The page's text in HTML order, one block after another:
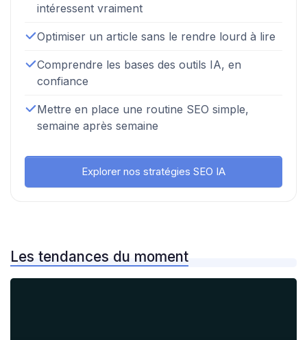
intéressent vraiment
Optimiser un article sans le rendre lourd à lire
Comprendre les bases des outils IA, en
confiance
Mettre en place une routine SEO simple,
semaine après semaine
Explorer nos stratégies SEO IA
Les tendances du moment